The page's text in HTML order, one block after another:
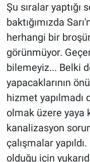
Şu sıralar yaptığı
baktığımızda
herhangi bir
görünmüyor.
bilemeyiz... Belki
yapacaklarının
hizmet
olmak üzere yaya
kanalizasyon
çalışmalar
olduğu için